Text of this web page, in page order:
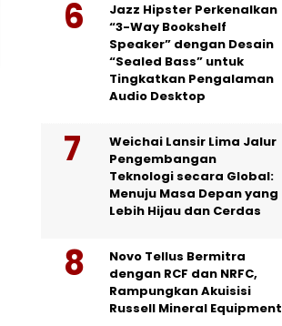
Jazz Hipster Perkenalkan
“3-Way Bookshelf
Speaker” dengan Desain
“Sealed Bass” untuk
Tingkatkan Pengalaman
Audio Desktop
Weichai Lansir Lima Jalur
Pengembangan
Teknologi secara Global:
Menuju Masa Depan yang
Lebih Hijau dan Cerdas
Novo Tellus Bermitra
dengan RCF dan NRFC,
Rampungkan Akuisisi
Russell Mineral Equipment